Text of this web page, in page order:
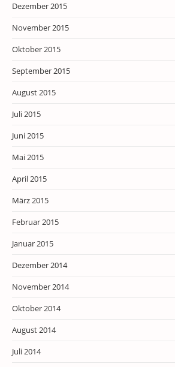
Dezember 2015
November 2015
Oktober 2015
September 2015
August 2015
Juli 2015
Juni 2015
Mai 2015
April 2015
März 2015
Februar 2015
Januar 2015
Dezember 2014
November 2014
Oktober 2014
August 2014
Juli 2014